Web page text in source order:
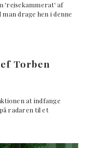
'rejsekammerat' af
drage hen i denne
Torben
at indfange
radaren til et